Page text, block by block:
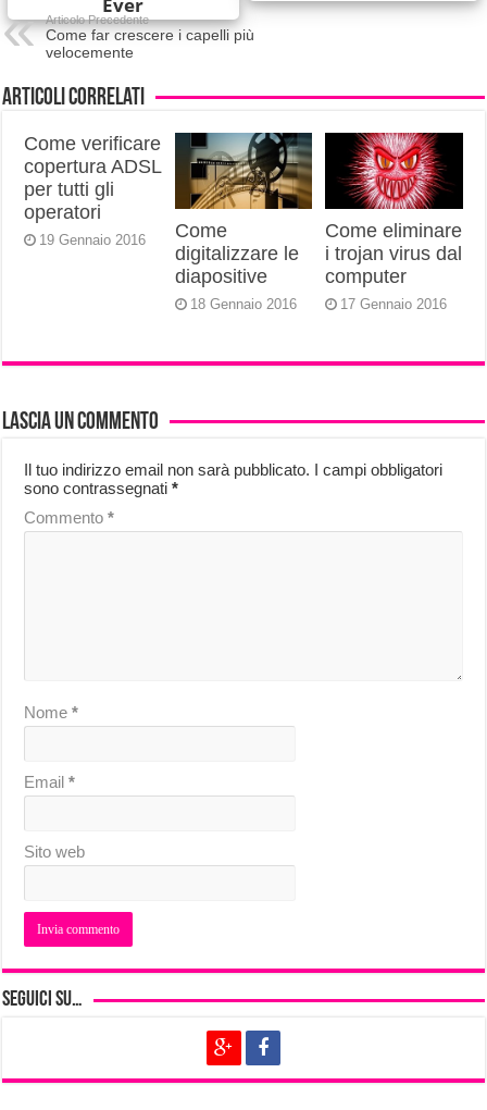
Articolo Precedente
Come far crescere i capelli più
velocemente
Articoli correlati
Come verificare
copertura ADSL
per tutti gli
operatori
19 Gennaio 2016
Come
digitalizzare le
diapositive
18 Gennaio 2016
Come eliminare
i trojan virus dal
computer
17 Gennaio 2016
Lascia un commento
Il tuo indirizzo email non sarà pubblicato. I campi obbligatori
sono contrassegnati*
Commento*
Nome*
Email*
Sito web
Seguici su…